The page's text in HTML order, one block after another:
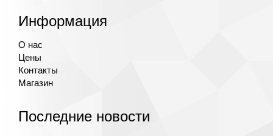
Информация
О нас
Цены
Контакты
Магазин
Последние новости